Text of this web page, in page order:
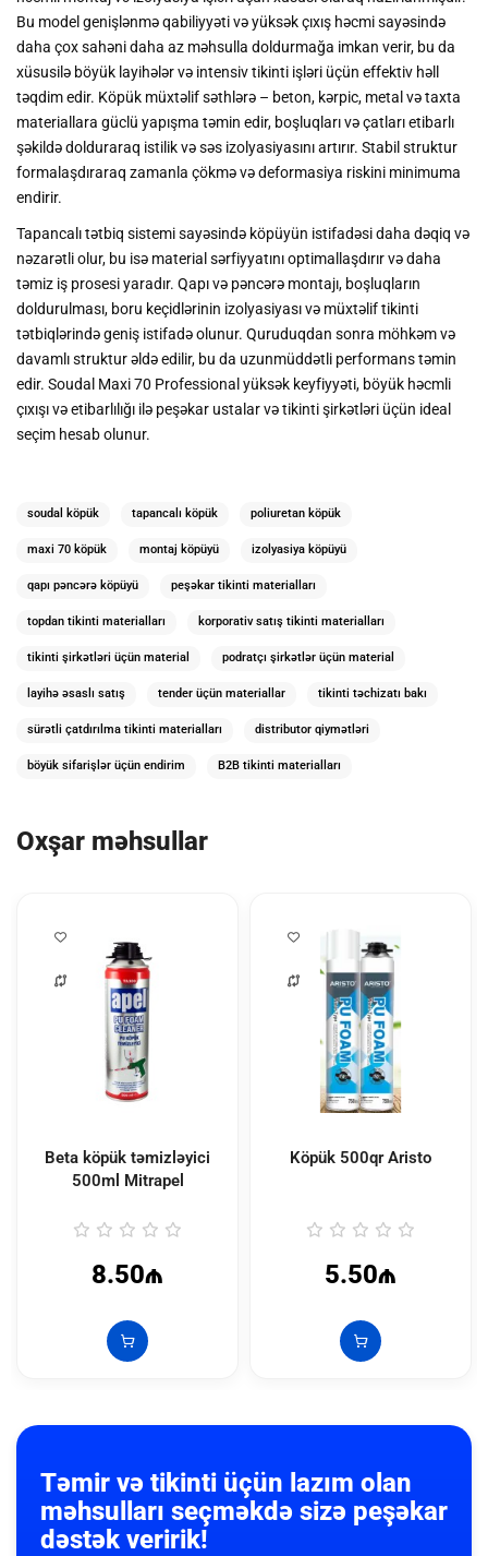
Bu model genişlənmə qabiliyyəti və yüksək çıxış həcmi sayəsində
daha çox sahəni daha az məhsulla doldurmağa imkan verir, bu da
xüsusilə böyük layihələr və intensiv tikinti işləri üçün effektiv həll
təqdim edir. Köpük müxtəlif səthlərə – beton, kərpic, metal və taxta
materiallara güclü yapışma təmin edir, boşluqları və çatları etibarlı
şəkildə dolduraraq istilik və səs izolyasiyasını artırır. Stabil struktur
formalaşdıraraq zamanla çökmə və deformasiya riskini minimuma
endirir.
Tapancalı tətbiq sistemi sayəsində köpüyün istifadəsi daha dəqiq və
nəzarətli olur, bu isə material sərfiyyatını optimallaşdırır və daha
təmiz iş prosesi yaradır. Qapı və pəncərə montajı, boşluqların
doldurulması, boru keçidlərinin izolyasiyası və müxtəlif tikinti
tətbiqlərində geniş istifadə olunur. Quruduqdan sonra möhkəm və
davamlı struktur əldə edilir, bu da uzunmüddətli performans təmin
edir. Soudal Maxi 70 Professional yüksək keyfiyyəti, böyük həcmli
çıxışı və etibarlılığı ilə peşəkar ustalar və tikinti şirkətləri üçün ideal
seçim hesab olunur.
soudal köpük tapancalı köpük poliuretan köpük
maxi 70 köpük montaj köpüyü izolyasiya köpüyü
qapı pəncərə köpüyü peşəkar tikinti materialları
topdan tikinti materialları korporativ satış tikinti materialları
tikinti şirkətləri üçün material podratçı şirkətlər üçün material
layihə əsaslı satış tender üçün materiallar tikinti təchizatı bakı
sürətli çatdırılma tikinti materialları distributor qiymətləri
böyük sifarişlər üçün endirim B2B tikinti materialları
Oxşar məhsullar
Beta köpük təmizləyici
500ml Mitrapel
8.50₼
Köpük 500qr Aristo
5.50₼
Təmir və tikinti üçün lazım olan
məhsulları seçməkdə sizə peşəkar
dəstək veririk!